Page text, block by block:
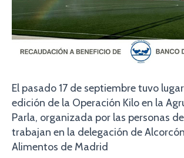
El pasado 17 de septiembre tuvo
edición de la Operación Kilo en la
Parla, organizada por las personas
trabajan en la delegación de
Alimentos de Madrid